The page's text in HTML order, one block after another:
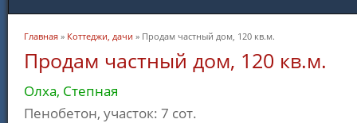
Вы здесь
Главная » Коттеджи, дачи » Продам частный дом, 120 кв.м.
Продам частный дом, 120 кв.м.
Олха, Степная
Пенобетон, участок: 7 сот.